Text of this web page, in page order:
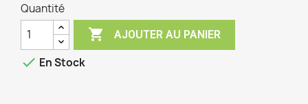
Quantité
 AJOUTER AU PANIER
 En Stock